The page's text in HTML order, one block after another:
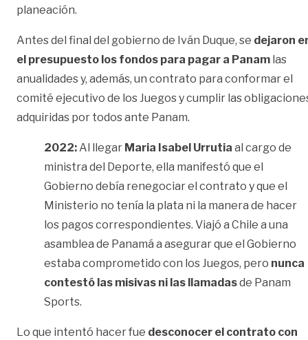
planeación.
Antes del final del gobierno de Iván Duque, se dejaron
el presupuesto los fondos para pagar a Panam las
anualidades y, además, un contrato para conformar el
comité ejecutivo de los Juegos y cumplir las
adquiridas por todos ante Panam.
2022: Al llegar Maria Isabel Urrutia al cargo de
ministra del Deporte, ella manifestó que el
Gobierno debía renegociar el contrato y que el
Ministerio no tenía la plata ni la manera de hacer
los pagos correspondientes. Viajó a Chile a una
asamblea de Panamá a asegurar que el Gobierno
estaba comprometido con los Juegos, pero nunca
contestó las misivas ni las llamadasde Panam
Sports.
Lo que intentó hacer fue desconocer el contrato con